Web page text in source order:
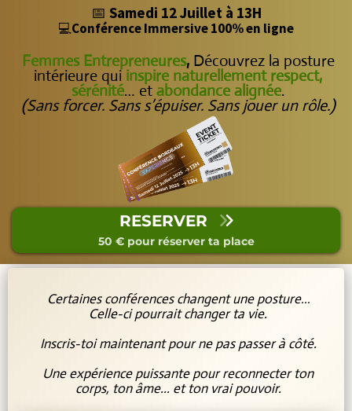
📅 Samedi 12 Juillet à 13H
💻Conférence Immersive 100% en ligne
Femmes Entrepreneures, Découvrez la posture
intérieure qui inspire naturellement respect,
sérénité… et abondance alignée.
(Sans forcer. Sans s’épuiser. Sans jouer un rôle.)
RESERVER
50 € pour réserver ta place
Certaines conférences changent une posture…
Celle-ci pourrait changer ta vie.
Inscris-toi maintenant pour ne pas passer à côté.
Une expérience puissante pour reconnecter ton
corps, ton âme... et ton vrai pouvoir.